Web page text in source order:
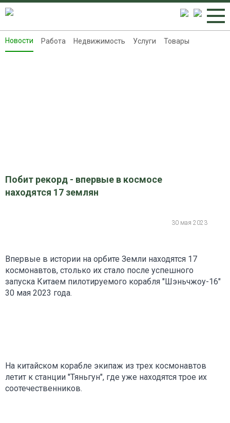
Новости
Новости Работа Недвижимость Услуги Товары
Побит рекорд - впервые в космосе
находятся 17 землян
30 мая 2023
Впервые в истории на орбите Земли находятся 17
космонавтов, столько их стало после успешного
запуска Китаем пилотируемого корабля "Шэньчжоу-16"
30 мая 2023 года.
На китайском корабле экипаж из трех космонавтов
летит к станции "Тяньгун", где уже находятся трое их
соотечественников.